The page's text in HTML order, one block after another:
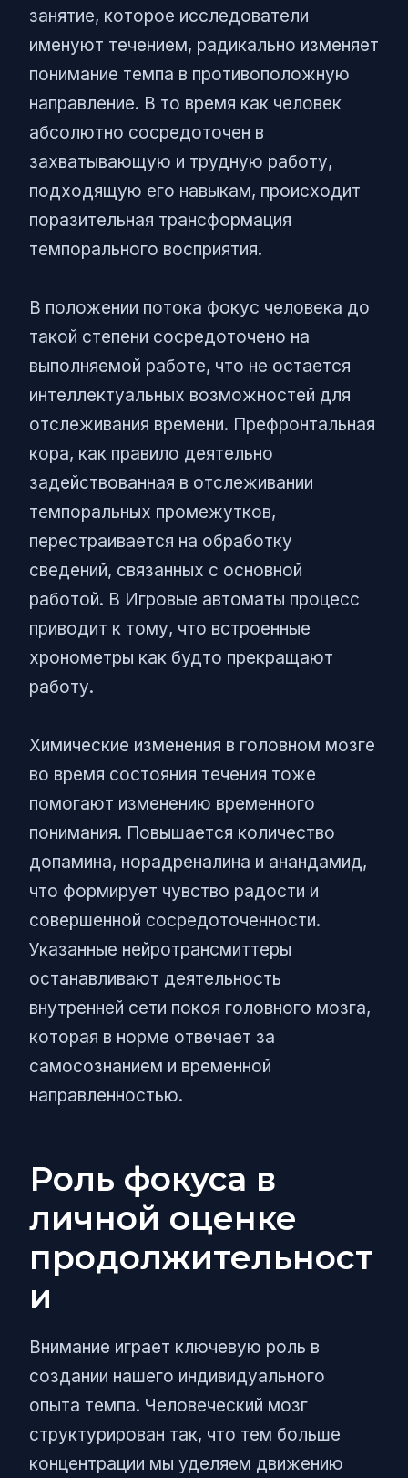
занятие, которое исследователи
именуют течением, радикально изменяет
понимание темпа в противоположную
направление. В то время как человек
абсолютно сосредоточен в
захватывающую и трудную работу,
подходящую его навыкам, происходит
поразительная трансформация
темпорального восприятия.
В положении потока фокус человека до
такой степени сосредоточено на
выполняемой работе, что не остается
интеллектуальных возможностей для
отслеживания времени. Префронтальная
кора, как правило деятельно
задействованная в отслеживании
темпоральных промежутков,
перестраивается на обработку
сведений, связанных с основной
работой. В Игровые автоматы процесс
приводит к тому, что встроенные
хронометры как будто прекращают
работу.
Химические изменения в головном мозге
во время состояния течения тоже
помогают изменению временного
понимания. Повышается количество
допамина, норадреналина и анандамид,
что формирует чувство радости и
совершенной сосредоточенности.
Указанные нейротрансмиттеры
останавливают деятельность
внутренней сети покоя головного мозга,
которая в норме отвечает за
самосознанием и временной
направленностью.
Роль фокуса в
личной оценке
продолжительност
и
Внимание играет ключевую роль в
создании нашего индивидуального
опыта темпа. Человеческий мозг
структурирован так, что тем больше
концентрации мы уделяем движению